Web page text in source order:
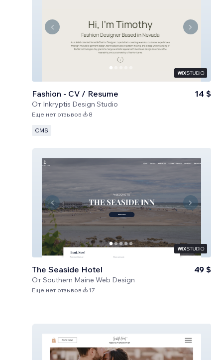
Fashion - CV / Resume
От Inkryptis Design Studio
14 $
Еще нет отзывов 8
CMS
The Seaside Hotel
ОтSouthern Maine Web Design
49 $
Еще нет отзывов 17